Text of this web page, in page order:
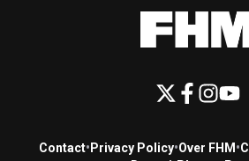
Contact• Privacy Policy•Over FHM •